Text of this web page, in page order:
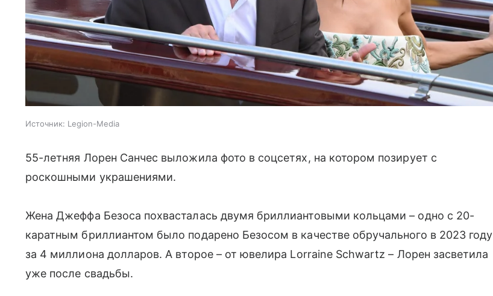
Источник: Legion-Media
55-летняя Лорен Санчес выложила фото в соцсетях, на котором позирует с
роскошными украшениями.
Жена Джеффа Безоса похвасталась двумя бриллиантовыми кольцами – одно с 20-
каратным бриллиантом было подарено Безосом в качестве обручального в 2023 году
за 4 миллиона долларов. А второе – от ювелира Lorraine Schwartz – Лорен засветила
уже после свадьбы.